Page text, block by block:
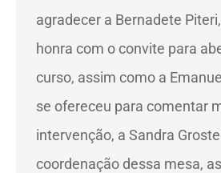
agradecer a Bernadete
honra com o convite para
curso, assim como a
se ofereceu para comentar
intervenção, a Sandra
coordenação dessa mesa,